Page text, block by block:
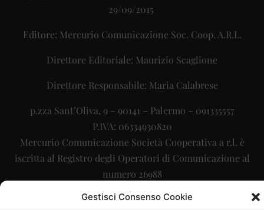
Gestisci Consenso Cookie
29/09/2015
Editore: Mercurio Comunicazione Soc. Coop. A.R.L.
Direttore Editoriale: Maurizio Scaglione
Direttore Responsabile: Maria Calabrese
p.zza Sant’Oliva, 9 – 90141 – Palermo – 091335557
P.IVA: 06334930820
Mercurio Comunicazione Società Cooperativa a r.l. è
iscritta al Registro degli Operatori di Comunicazione al
numero 26988
Sito gestito daLa Digitale srl–info@ladigitale.it